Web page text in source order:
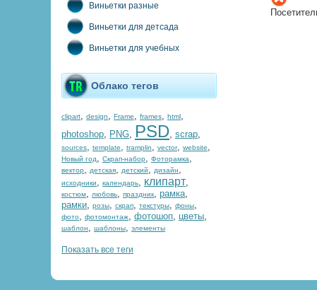
Виньетки разные
Виньетки для детсада
Виньетки для учебных
Облако тегов
clipart, design, Frame, frames, html,
photoshop, PNG, PSD, scrap,
sources, template, tramplin, vector, website,
Новый год, Скрап-набор, Фоторамка,
вектор, детская, детский, дизайн,
исходники, календарь, клипарт,
костюм, любовь, праздник, рамка,
рамки, розы, скрап, текстуры, фоны,
фото, фотомонтаж, фотошоп, цветы,
шаблон, шаблоны, элементы
Показать все теги